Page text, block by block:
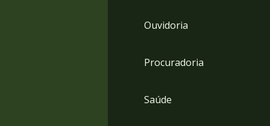
Ouvidoria
Procuradoria
Saúde